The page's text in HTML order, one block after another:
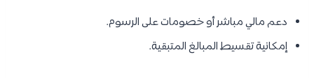
دعم مالي مباشر أو خصومات على الرسوم.
إمكانية تقسيط المبالغ المتبقية.